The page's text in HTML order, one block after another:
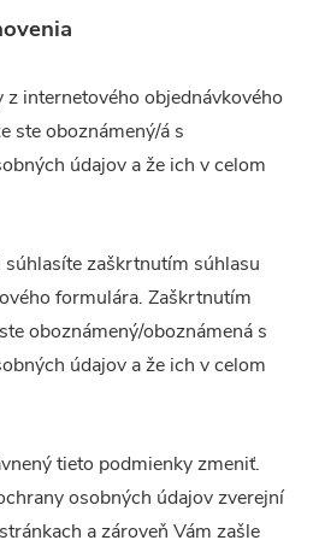
internetového objednávkového
ste oboznámený/á s
údajov a že ich v celom
zaškrtnutím súhlasu
formulára. Zaškrtnutím
oboznámený/oboznámená s
údajov a že ich v celom
tieto podmienky zmeniť.
osobných údajov zverejní
a zároveň Vám zašle